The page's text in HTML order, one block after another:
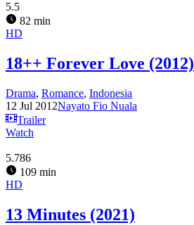
5.5
82 min
HD
18++ Forever Love (2012)
Drama, Romance, Indonesia
12 Jul 2012Nayato Fio Nuala
Trailer
Watch
5.786
109 min
HD
13 Minutes (2021)